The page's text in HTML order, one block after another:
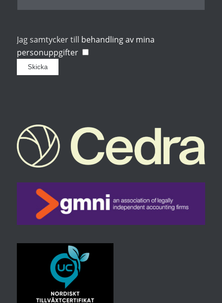
Jag samtycker till behandling av mina
personuppgifter